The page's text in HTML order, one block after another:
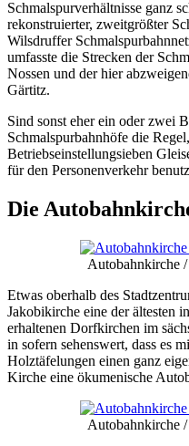
Schmalspurverhältnisse ganz
rekonstruierter, zweitgrößter
Wilsdruffer
umfasste die Strecken der
Nossen und der hier
Gärtitz.
Sind sonst eher ein oder zwei
Schmalspurbahnhöfe die
Betriebseinstellungsieben
für den Personenverkehr
Die
Autobahnkirche
Etwas oberhalb des
Jakobikirche eine der ältesten
erhaltenen Dorfkirchen im
in sofern sehenswert, dass es
Holztäfelungen einen ganz
Kirche eine ökumenische
Autobahnkirche